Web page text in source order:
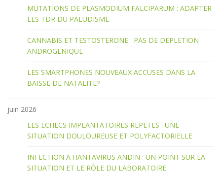
MUTATIONS DE PLASMODIUM FALCIPARUM : ADAPTER
LES TDR DU PALUDISME
CANNABIS ET TESTOSTERONE : PAS DE DEPLETION
ANDROGENIQUE
LES SMARTPHONES NOUVEAUX ACCUSES DANS LA
BAISSE DE NATALITE?
juin 2026
LES ECHECS IMPLANTATOIRES REPETES : UNE
SITUATION DOULOUREUSE ET POLYFACTORIELLE
INFECTION A HANTAVIRUS ANDIN : UN POINT SUR LA
SITUATION ET LE RÔLE DU LABORATOIRE